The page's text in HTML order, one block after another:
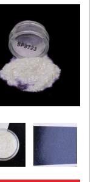
100-1500